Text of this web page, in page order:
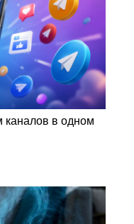
каналов в одном